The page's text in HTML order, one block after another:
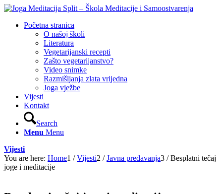
Početna stranica
O našoj školi
Literatura
Vegetarijanski recepti
Zašto vegetarijanstvo?
Video snimke
Razmišljanja zlata vrijedna
Joga vježbe
Vijesti
Kontakt
Search
Menu Menu
Vijesti
You are here: Home1 / Vijesti2 / Javna predavanja3 / Besplatni tečaj
joge i meditacije